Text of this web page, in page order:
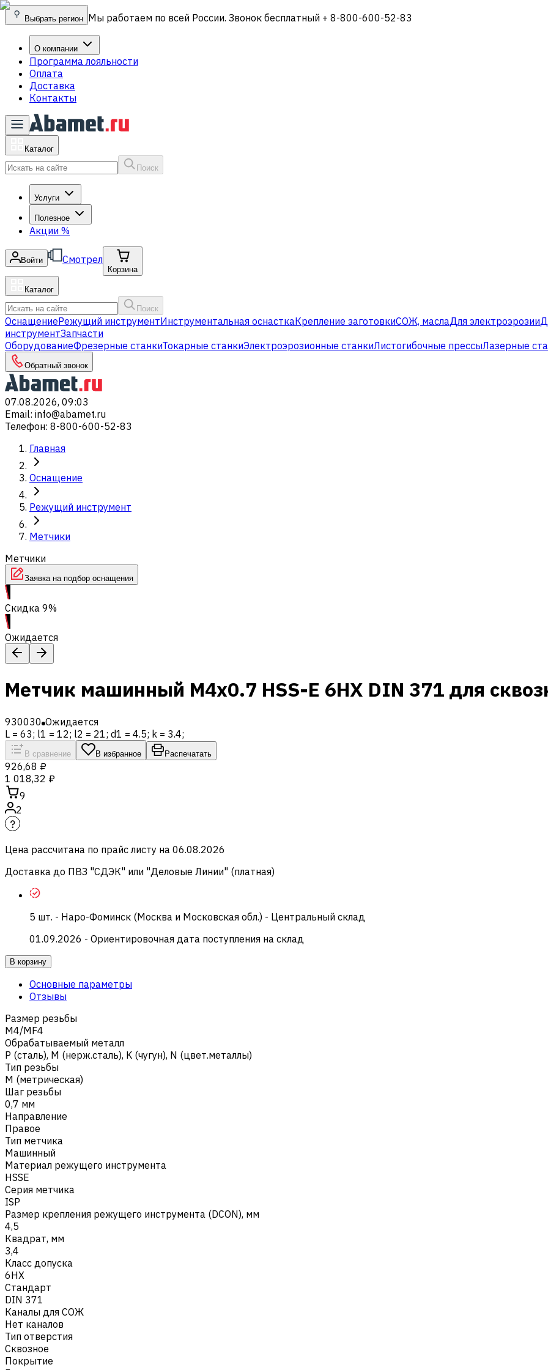
Выбрать регион Мы работаем по всей России. Звонок бесплатный + 8-800-600-52-83
О компании
Программа лояльности
Оплата
Доставка
Контакты
Каталог
Поиск
Услуги
Полезное
Акции %
Войти Смотрел
Корзина
Каталог
Поиск
ОснащениеРежущий инструментИнструментальная оснасткаКрепление заготовкиСОЖ, маслаДля электроэрозии
инструментЗапчасти
ОборудованиеФрезерные станкиТокарные станкиЭлектроэрозионные станкиЛистогибочные прессыЛазерные
Обратный звонок
07.08.2026, 09:03
Email: info@abamet.ru
Телефон: 8-800-600-52-83
Главная
Оснащение
Режущий инструмент
Метчики
Метчики
Заявка на подбор оснащения
Скидка 9%
Ожидается
Метчик машинный M4x0.7 HSS-E 6HX DIN 371 для
930030 Ожидается
L = 63; l1 = 12; l2 = 21; d1 = 4.5; k = 3.4;
В сравнение В избранное Распечатать
926,68 ₽
1 018,32 ₽
9
2
Цена рассчитана по прайс листу на 06.08.2026
Доставка до ПВЗ "СДЭК" или "Деловые Линии" (платная)
5 шт. - Наро-Фоминск (Москва и Московская обл.) - Центральный склад
01.09.2026 - Ориентировочная дата поступления на склад
В корзину
Основные параметры
Отзывы
Размер резьбы
M4/MF4
Обрабатываемый металл
Р (сталь), M (нерж.сталь), K (чугун), N (цвет.металлы)
Тип резьбы
M (метрическая)
Шаг резьбы
0,7 мм
Направление
Правое
Тип метчика
Машинный
Материал режущего инструмента
HSSE
Серия метчика
ISP
Размер крепления режущего инструмента (DCON), мм
4,5
Квадрат, мм
3,4
Класс допуска
6HX
Стандарт
DIN 371
Каналы для СОЖ
Нет каналов
Тип отверстия
Сквозное
Покрытие